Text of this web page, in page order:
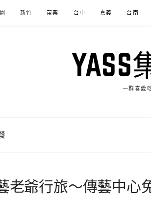
新竹 苗栗 台中 嘉義 台南
YASS
一群喜愛
老爺行旅～傳藝中心